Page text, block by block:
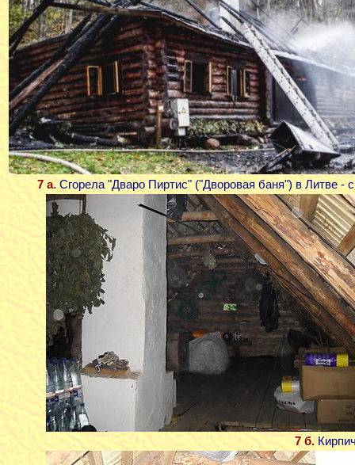
7 а. Сгорела "Дваро Пиртис" ("Дворовая баня") в Литве -
7 б.